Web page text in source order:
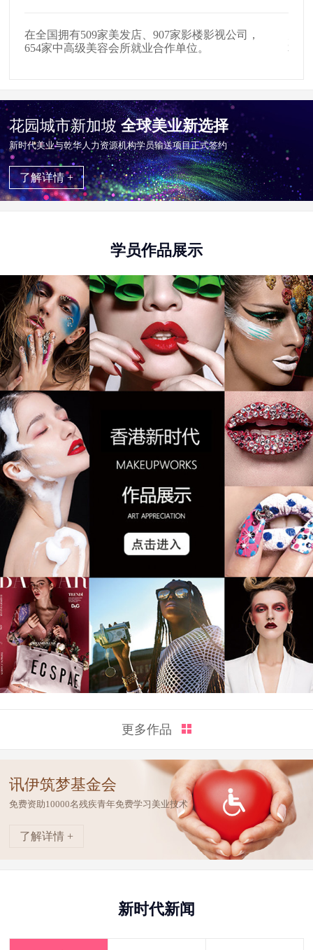
在全国拥有509家美发店、907家影楼影视公司，
654家中高级美容会所就业合作单位。
掌握
花园城市新加坡全球美业新选择
新时代美业与乾华⼈⼒资源机构学员输送项目正式签约
了解详情 +
学员作品展示
更多作品
讯伊筑梦基金会
免费资助10000名残疾青年免费学习美业技术
了解详情 +
新时代新闻